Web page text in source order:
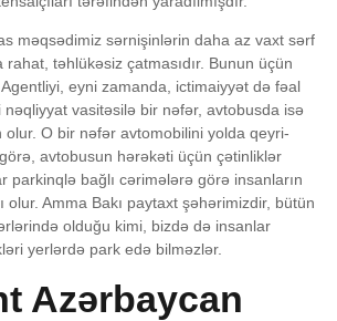
məqsədimiz sərnişinlərin daha az vaxt sərf
rahat, təhlükəsiz çatmasıdır. Bunun üçün
eyni zamanda, ictimaiyyət də fəal
nəqliyyat vasitəsilə bir nəfər, avtobusda isə
O bir nəfər avtomobilini yolda qeyri-
avtobusun hərəkəti üçün çətinliklər
parkinqlə bağlı cərimələrə görə insanların
olur. Amma Bakı paytaxt şəhərimizdir, bütün
olduğu kimi, bizdə də insanlar
yerlərdə park edə bilməzlər.
Azərbaycan